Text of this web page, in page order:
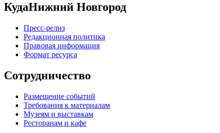
КудаНижний Новгород
Пресс-релиз
Редакционная политика
Правовая информация
Формат ресурса
Сотрудничество
Размещение событий
Требования к материалам
Музеям и выставкам
Ресторанам и кафе